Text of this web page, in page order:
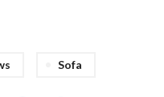
Sofa